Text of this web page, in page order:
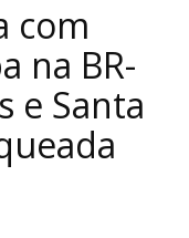
com
na BR-
e Santa